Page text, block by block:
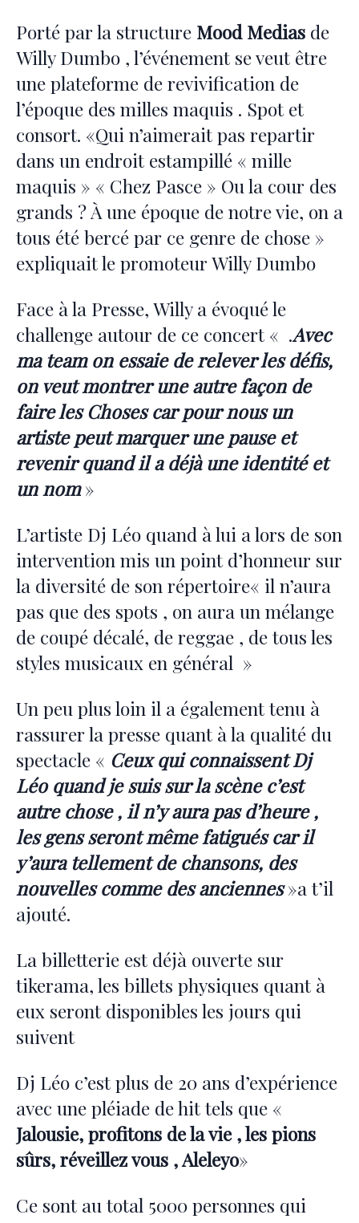
Porté par la structure Mood Medias de
Willy Dumbo , l’événement se veut être
une plateforme de revivification de
l’époque des milles maquis . Spot et
consort. «Qui n’aimerait pas repartir
dans un endroit estampillé « mille
maquis » « Chez Pasce » Ou la cour des
grands ? À une époque de notre vie, on a
tous été bercé par ce genre de chose »
expliquait le promoteur Willy Dumbo
Face à la Presse, Willy a évoqué le
challenge autour de ce concert « .Avec
ma team on essaie de relever les défis,
on veut montrer une autre façon de
faire les Choses car pour nous un
artiste peut marquer une pause et
revenir quand il a déjà une identité et
un nom»
L’artiste Dj Léo quand à lui a lors de son
intervention mis un point d’honneur sur
la diversité de son répertoire« il n’aura
pas que des spots , on aura un mélange
de coupé décalé, de reggae , de tous les
styles musicaux en général »
Un peu plus loin il a également tenu à
rassurer la presse quant à la qualité du
spectacle « Ceux qui connaissent Dj
Léo quand je suis sur la scène c’est
autre chose , il n’y aura pas d’heure ,
les gens seront même fatigués car il
y’aura tellement de chansons, des
nouvelles comme des anciennes»a t’il
ajouté.
La billetterie est déjà ouverte sur
tikerama, les billets physiques quant à
eux seront disponibles les jours qui
suivent
Dj Léo c’est plus de 20 ans d’expérience
avec une pléiade de hit tels que «
Jalousie, profitons de la vie , les pions
sûrs, réveillez vous , Aleleyo»
Ce sont au total 5000 personnes qui